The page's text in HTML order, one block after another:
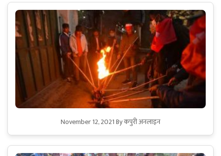
November 12, 2021By कपुरी अनलाइन